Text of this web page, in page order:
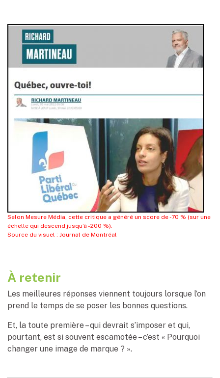
Selon Mesure Média, cette critique a généré un score de -70 % (sur une
échelle qui descend jusqu’à -200 %).
Source du visuel : Journal de Montréal
À retenir
Les meilleures réponses viennent toujours lorsque l’on
prend le temps de se poser les bonnes questions.
Et, la toute première – qui devrait s’imposer et qui,
pourtant, est si souvent escamotée – c’est « Pourquoi
changer une image de marque ? ».